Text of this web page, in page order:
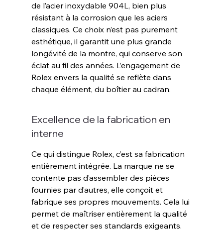
de l’acier inoxydable 904L, bien plus
résistant à la corrosion que les aciers
classiques. Ce choix n’est pas purement
esthétique, il garantit une plus grande
longévité de la montre, qui conserve son
éclat au fil des années. L’engagement de
Rolex envers la qualité se reflète dans
chaque élément, du boîtier au cadran.
Excellence de la fabrication en
interne
Ce qui distingue Rolex, c’est sa fabrication
entièrement intégrée. La marque ne se
contente pas d’assembler des pièces
fournies par d’autres, elle conçoit et
fabrique ses propres mouvements. Cela lui
permet de maîtriser entièrement la qualité
et de respecter ses standards exigeants.